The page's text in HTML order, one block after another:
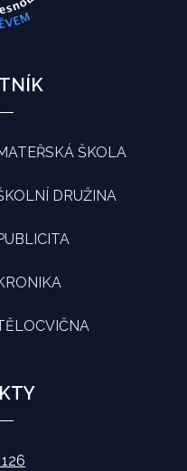
ŠKOLA
DRUŽINA